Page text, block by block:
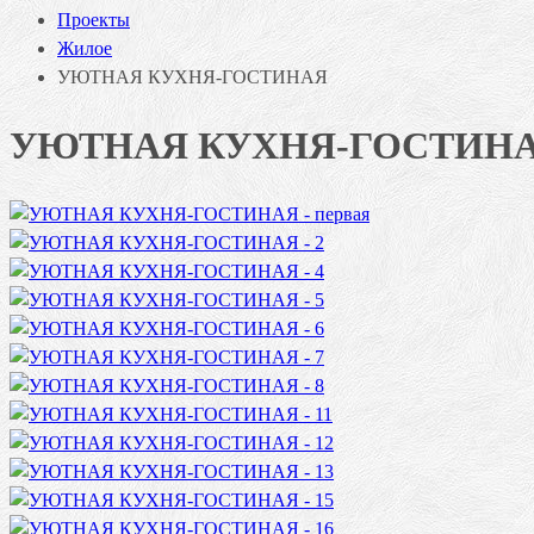
Проекты
Жилое
УЮТНАЯ КУХНЯ-ГОСТИНАЯ
УЮТНАЯ КУХНЯ-